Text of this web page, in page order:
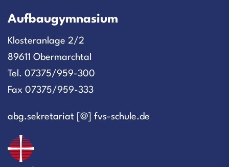
Aufbaugymnasium
Klosteranlage 2/2
89611 Obermarchtal
Tel. 07375/959-300
Fax 07375/959-333
abg.sekretariat [@] fvs-schule.de